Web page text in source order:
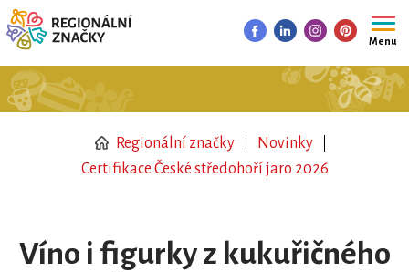
Menu
Regionální značky
Novinky
Certifikace České středohoří jaro 2026
Víno i figurky z kukuřičného